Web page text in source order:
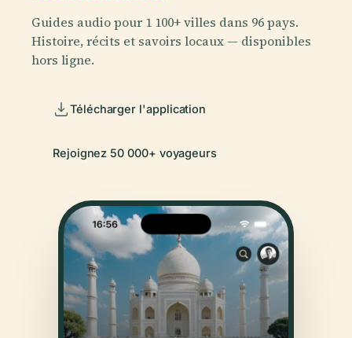
Guides audio pour 1 100+ villes dans 96 pays.
Histoire, récits et savoirs locaux — disponibles
hors ligne.
Télécharger l'application
Rejoignez 50 000+ voyageurs